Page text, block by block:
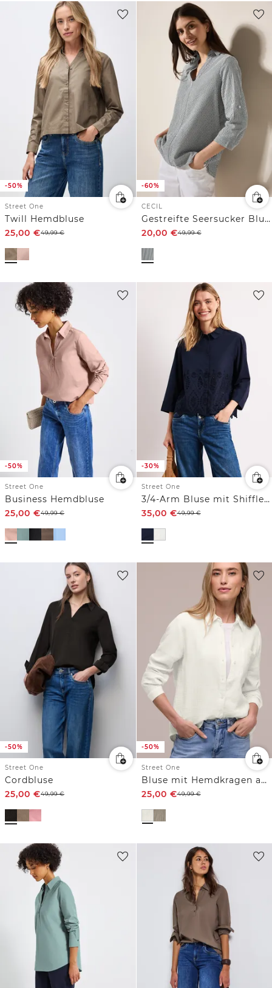
-50%
Street One
Twill Hemdbluse
25,00 €49,99€
-60%
CECIL
Gestreifte Seersucker Bluse
20,00 €49,99€
-50%
Street One
Business Hemdbluse
25,00 €49,99€
-30%
Street One
3/4-Arm Bluse mit Shiffleydetails
35,00 €49,99€
-50%
Street One
Cordbluse
25,00 €49,99€
-50%
Street One
Bluse mit Hemdkragen aus Musselinstoff
25,00 €49,99€